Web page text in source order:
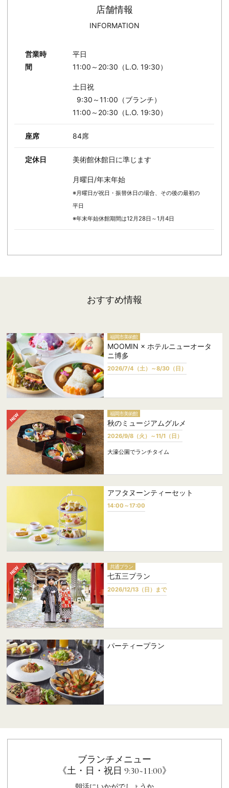
店舗情報
INFORMATION
営業時
間
平日
11:00～20:30（L.O. 19:30）
土日祝
9:30～11:00（ブランチ）
11:00～20:30（L.O. 19:30）
座席 84席
定休日 美術館休館日に準じます
月曜日/年末年始
※月曜日が祝日・振替休日の場合、その後の最初の
平日
※年末年始休館期間は12月28日～1月4日
おすすめ情報
福岡市美術館
MOOMIN × ホテルニューオータ
ニ博多
2026/7/4（土）～8/30（日）
福岡市美術館
秋のミュージアムグルメ
2026/9/8（火）～11/1（日）
大濠公園でランチタイム
アフタヌーンティーセット
14:00～17:00
共通プラン
七五三プラン
2026/12/13（日）まで
パーティープラン
ブランチメニュー
《土・日・祝日 9:30~11:00》
朝活にいかがでしょうか